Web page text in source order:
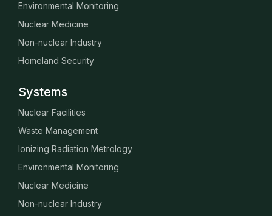
Environmental Monitoring
Nuclear Medicine
Non-nuclear Industry
Homeland Security
Systems
Nuclear Facilities
Waste Management
Ionizing Radiation Metrology
Environmental Monitoring
Nuclear Medicine
Non-nuclear Industry